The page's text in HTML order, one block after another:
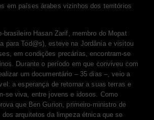
em países árabes vizinhos dos territórios
brasileiro Hasan Zarif, membro do Mopat
para Tod@s), esteve na Jordânia e visitou
em condições precárias, encontram-se
Durante o período em que conviveu com
um documentário – 35 dias –, veio a
a esperança de retornar a suas terras e
se viva, entre jovens e idosos. Como
que Ben Gurion, primeiro-ministro de
dos arquitetos da limpeza étnica que se